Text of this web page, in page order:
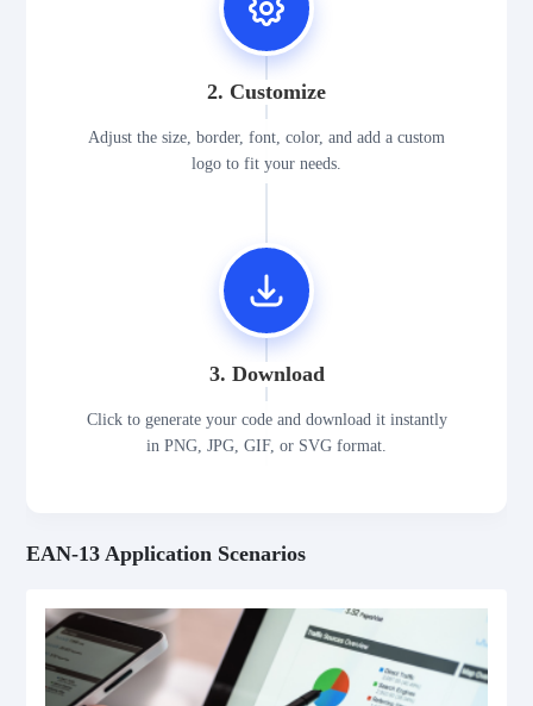
2. Customize
Adjust the size, border, font, color, and add a custom
logo to fit your needs.
3. Download
Click to generate your code and download it instantly
in PNG, JPG, GIF, or SVG format.
EAN-13 Application Scenarios